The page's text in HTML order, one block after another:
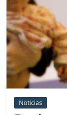
Noticias